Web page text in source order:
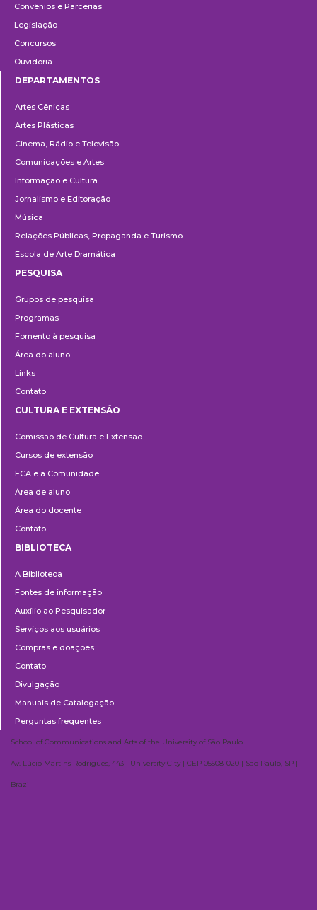
Convênios e Parcerias
Legislação
Concursos
Ouvidoria
DEPARTAMENTOS
Artes Cênicas
Artes Plásticas
Cinema, Rádio e Televisão
Comunicações e Artes
Informação e Cultura
Jornalismo e Editoração
Música
Relações Públicas, Propaganda e Turismo
Escola de Arte Dramática
PESQUISA
Grupos de pesquisa
Programas
Fomento à pesquisa
Área do aluno
Links
Contato
e
Extensão
CULTURA E EXTENSÃO
Comissão de Cultura e Extensão
Cursos de extensão
ECA e a Comunidade
Área de aluno
Área do docente
Contato
BIBLIOTECA
A Biblioteca
Fontes de informação
Auxílio ao Pesquisador
Serviços aos usuários
Compras e doações
Contato
Divulgação
Manuais de Catalogação
Perguntas frequentes
School of Communications and Arts of the University of São Paulo
Av. Lúcio Martins Rodrigues, 443 | University City | CEP 05508-020 | São Paulo, SP |
Brazil